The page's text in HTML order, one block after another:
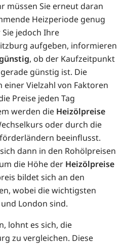
müssen Sie erneut daran
Heizperiode genug
jedoch Ihre
aufgeben, informieren
, ob der Kaufzeitpunkt
günstig ist. Die
einer Vielzahl von Faktoren
Preise jeden Tag
werden die Heizölpreise
oder durch die
beeinflusst.
dann in den Rohölpreisen
die Höhe der Heizölpreise
bildet sich an den
wobei die wichtigsten
London sind.
lohnt es sich, die
zu vergleichen. Diese